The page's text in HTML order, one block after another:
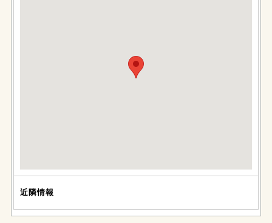
近隣情報